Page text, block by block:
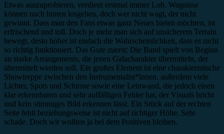
Etwas auszuprobieren, verdient erstmal immer Lob. Wagnisse
können nach hinten losgehen, doch wer nicht wagt, der nicht
gewinnt. Dass man den Fans etwas ganz Neues bieten möchten, ist
erfrischend und toll. Doch je mehr man sich auf unsicherem Terrain
bewegt, desto höher ist einfach die Wahrscheinlichkeit, dass es nicht
so richtig funktioniert. Das Gute zuerst: Die Band spielt von Beginn
an starke Arrangements, die jenen Galacharakter übermitteln, der
übermittelt werden soll. Ein großes Element ist eine charakteristische
Showtreppe zwischen den Instrumentalist*innen, außerdem viele
Lichter, Spots und Schirme sowie eine Leinwand, die jedoch einen
klar erkennbaren und sehr auffälligen Fehler hat, der Visuals bricht
und kein stimmiges Bild erkennen lässt. Ein Stück auf der rechten
Seite fehlt beziehungsweise ist nicht auf richtiger Höhe. Sehr
schade. Doch wir wollten ja bei dem Positiven bleiben.